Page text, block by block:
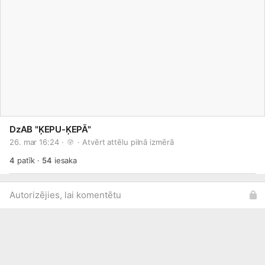
DzAB "ĶEPU-ĶEPĀ"
26. mar 16:24 · · Atvērt attēlu pilnā izmērā
4 patīk · 54 iesaka
Autorizējies, lai komentētu